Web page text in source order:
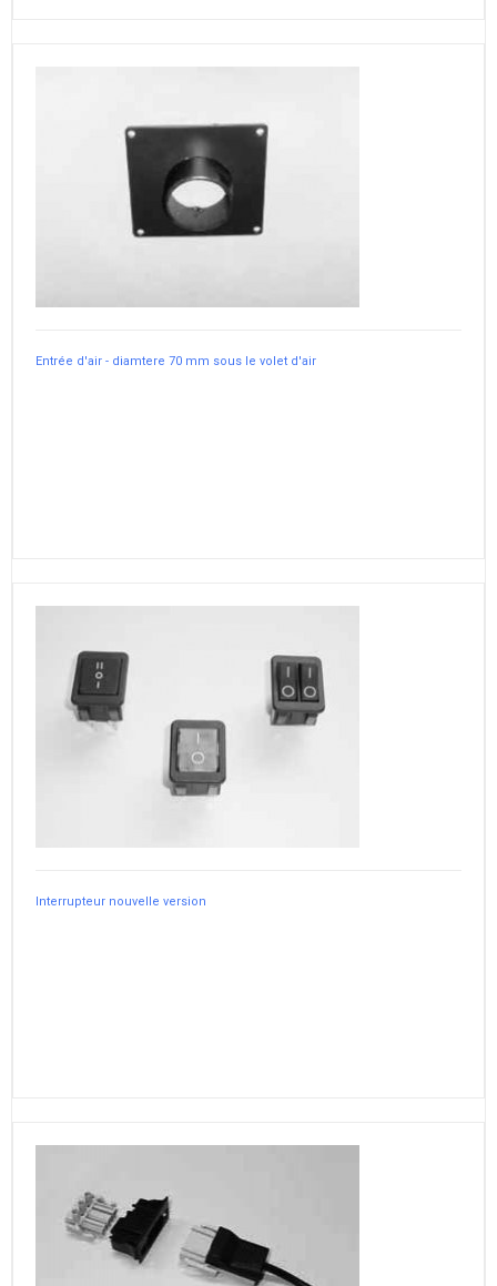
Entrée d'air - diamtere 70 mm sous le volet d'air
Interrupteur nouvelle version